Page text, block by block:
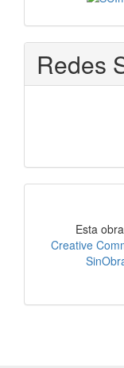
Redes
Esta
Creative